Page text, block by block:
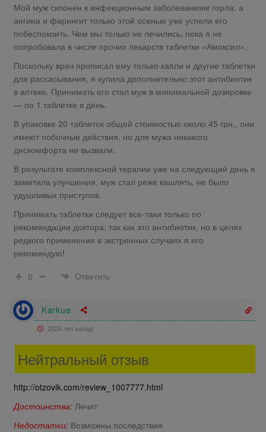
Мой муж склонен к инфекционным заболеваниям горла, а
ангина и фарингит только этой осенью уже успели его
побеспокоить. Чем мы только не лечились, пока я не
попробовала в числе прочих лекарств таблетки «Амоксил».
Поскольку врач прописал ему только капли и другие таблетки
для рассасывания, я купила дополнительно этот антибиотик
в аптеке. Принимать его стал муж в минимальной дозировке
— по 1 таблетке в день.
В упаковке 20 таблеток общей стоимостью около 45 грн., они
имеют побочные действия, но для мужа никакого
дискомфорта не вызвали.
В результате комплексной терапии уже на следующий день я
заметила улучшения, муж стал реже кашлять, не было
удушливых приступов.
Принимать таблетки следует все-таки только по
рекомендации доктора, так как это антибиотик, но в целях
редкого применения в экстренных случаях я его
рекомендую!
0
Ответить
Karkue
2026 лет назад
Нейтральный отзыв
http://otzovik.com/review_1007777.html
Достоинства: Лечит
Недостатки: Возможны последствия